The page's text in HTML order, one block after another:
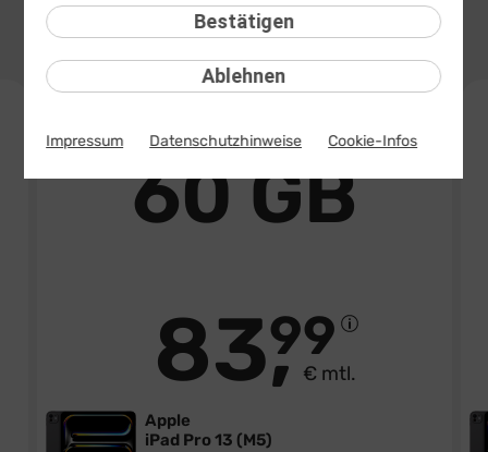
10 GB 30 GB
78,99 €
60 GB
83,99 €
80 GB
60 GB
8399
€ mtl.
Apple
iPad Pro 13 (M5)
Ablehnen
Bestätigen
Impressum Datenschutzhinweise Cookie-Infos